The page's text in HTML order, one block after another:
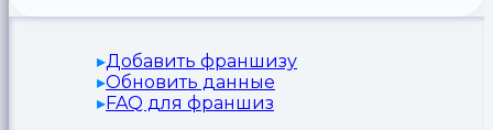
Добавить франшизу
Обновить данные
FAQ для франшиз